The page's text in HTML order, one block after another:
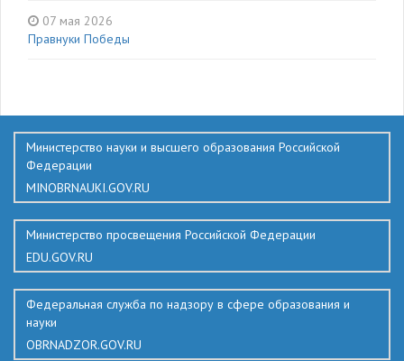
07 мая 2026
Правнуки Победы
Министерство науки и высшего образования Российской
Федерации
MINOBRNAUKI.GOV.RU
Министерство просвещения Российской Федерации
EDU.GOV.RU
Федеральная служба по надзору в сфере образования и
науки
OBRNADZOR.GOV.RU